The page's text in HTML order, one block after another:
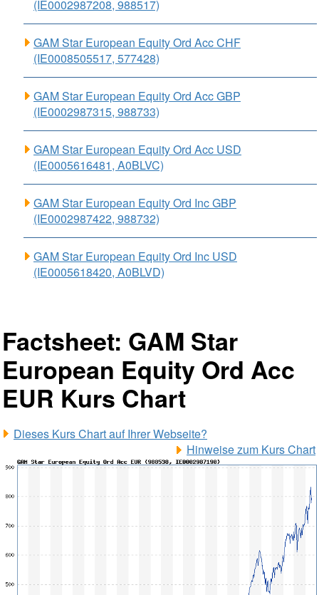
(IE0002987208, 988517)
GAM Star European Equity Ord Acc CHF
(IE0008505517, 577428)
GAM Star European Equity Ord Acc GBP
(IE0002987315, 988733)
GAM Star European Equity Ord Acc USD
(IE0005616481, A0BLVC)
GAM Star European Equity Ord Inc GBP
(IE0002987422, 988732)
GAM Star European Equity Ord Inc USD
(IE0005618420, A0BLVD)
Factsheet: GAM Star
European Equity Ord Acc
EUR Kurs Chart
Dieses Kurs Chart auf Ihrer Webseite?
Hinweise zum Kurs Chart